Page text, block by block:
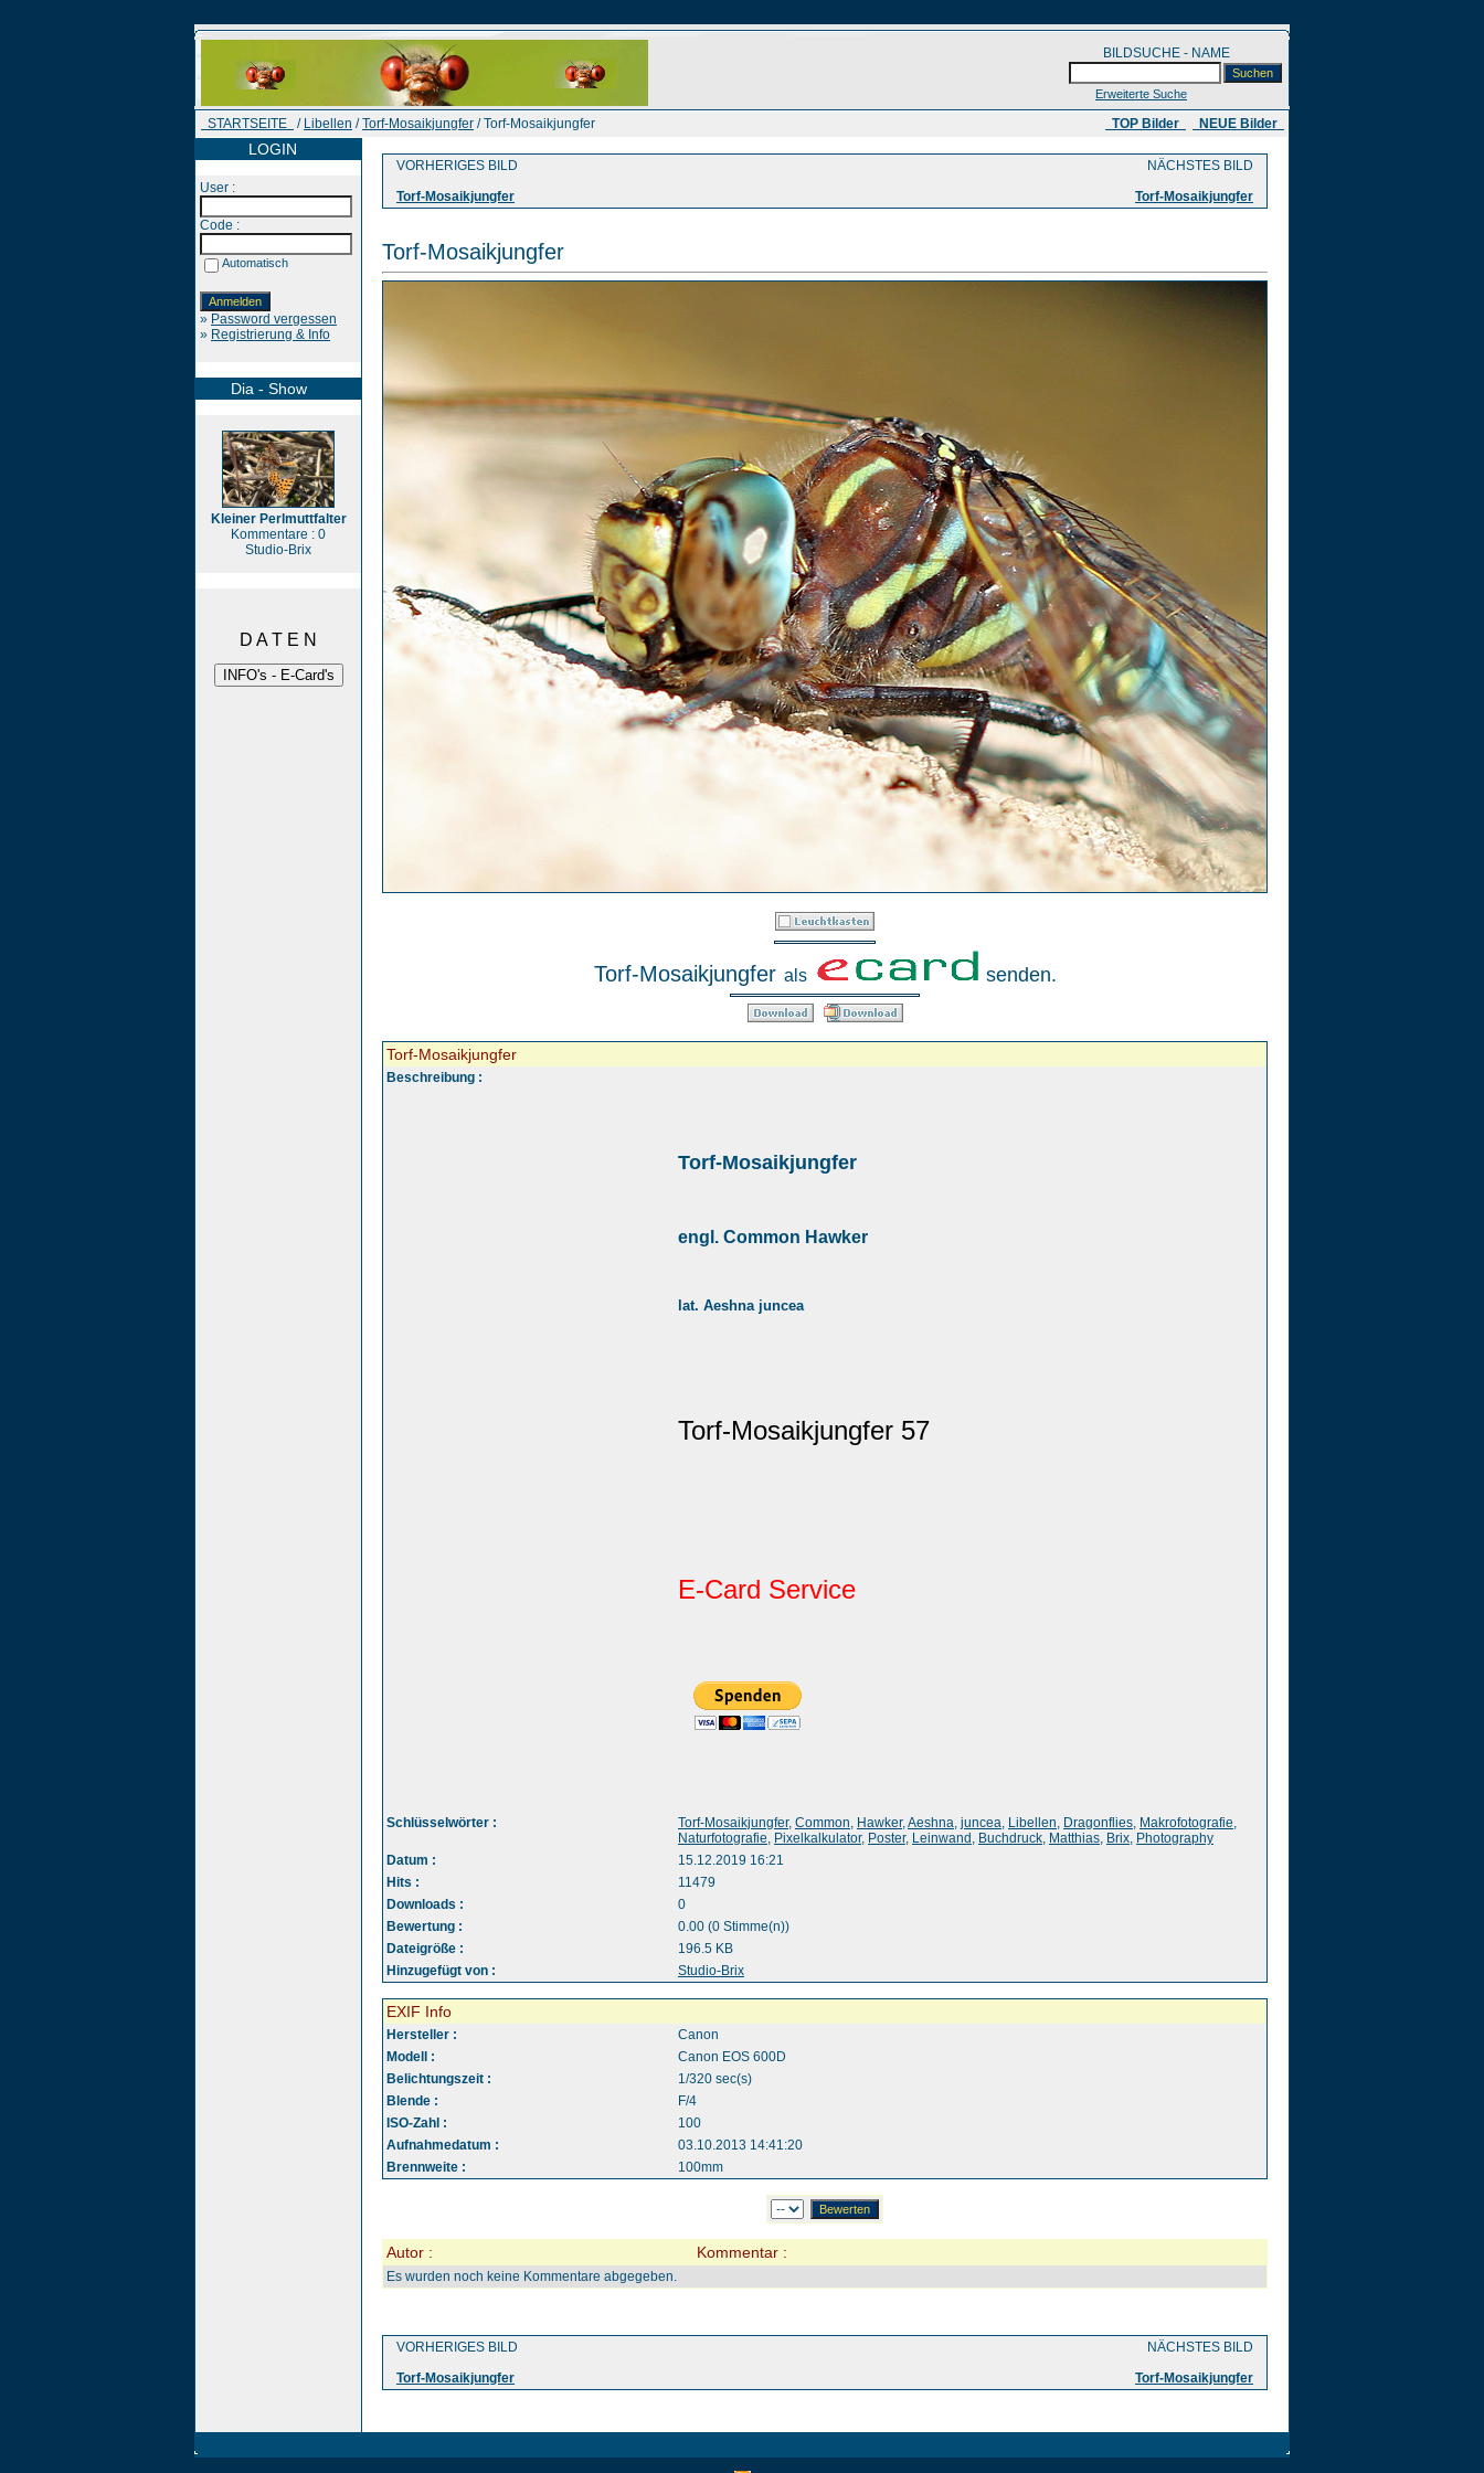
BILDSUCHE - NAME
Erweiterte Suche
STARTSEITE / Libellen /Torf-Mosaikjungfer / Torf-Mosaikjungfer ​ TOP Bilder NEUE Bilder
LOGIN
User :
Code :
Automatisch
» Password vergessen
» Registrierung & Info
Dia - Show
Kleiner Perlmuttfalter
Kommentare : 0
Studio-Brix
D A T E N
VORHERIGES BILD
Torf-Mosaikjungfer
NÄCHSTES BILD
Torf-Mosaikjungfer
Torf-Mosaikjungfer
Torf-Mosaikjungfer als senden.
Torf-Mosaikjungfer
Beschreibung :
Torf-Mosaikjungfer
engl. Common Hawker
lat. Aeshna juncea
Torf-Mosaikjungfer 57
E-Card Service
Schlüsselwörter : Torf-Mosaikjungfer, Common, Hawker,Aeshna, juncea, Libellen, Dragonflies, Makrofotografie,
Naturfotografie, Pixelkalkulator, Poster, Leinwand , Buchdruck, Matthias, Brix, Photography
Datum :
15.12.2019 16:21
Hits :
11479
Downloads :
0
Bewertung :
0.00 (0 Stimme(n))
Dateigröße :
196.5 KB
Hinzugefügt von :
Studio-Brix
EXIF Info
Hersteller :
Canon
Modell :
Canon EOS 600D
Belichtungszeit :
1/320 sec(s)
Blende :
F/4
ISO-Zahl :
100
Aufnahmedatum :
03.10.2013 14:41:20
Brennweite :
100mm
Autor : Kommentar :
Es wurden noch keine Kommentare abgegeben.
VORHERIGES BILD
Torf-Mosaikjungfer
NÄCHSTES BILD
Torf-Mosaikjungfer